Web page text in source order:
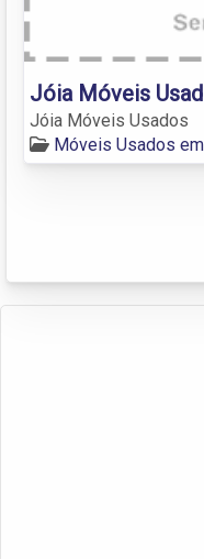
Jóia Móveis
Jóia Móveis Usados
Móveis Usados